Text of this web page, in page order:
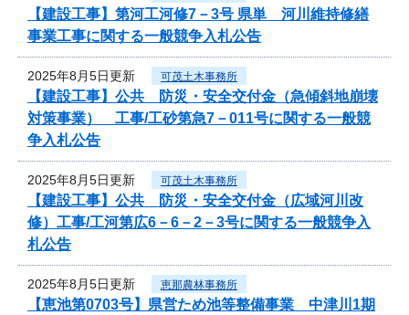
【建設工事】第河工河修7－3号 県単 河川維持修繕
事業工事に関する一般競争入札公告
2025年8月5日更新 可茂土木事務所
【建設工事】公共 防災・安全交付金（急傾斜地崩壊
対策事業） 工事/工砂第急7－011号に関する一般競
争入札公告
2025年8月5日更新 可茂土木事務所
【建設工事】公共 防災・安全交付金（広域河川改
修）工事/工河第広6－6－2－3号に関する一般競争入
札公告
2025年8月5日更新 恵那農林事務所
【恵池第0703号】県営ため池等整備事業 中津川1期